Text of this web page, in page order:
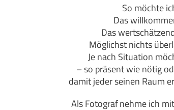
So möchte
Das
Das
Möglichst nichts
Je nach Situation
– so präsent wie nötig
damit jeder seinen Raum
Als Fotografnehme ich